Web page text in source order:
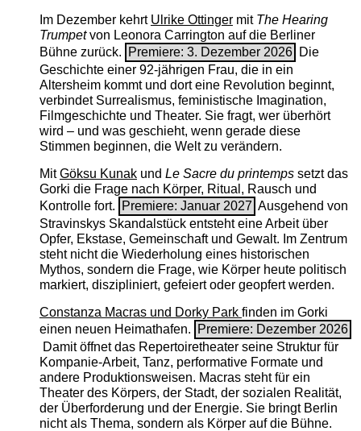
Im Dezember kehrt Ulrike Ottingermit The ­Hearing
Trumpetvon Leonora Carrington auf die Berliner
Bühne zurück.
Premiere: 3. Dezember 2026 Die
Geschichte einer 92-jährigen Frau, die in ein
Altersheim kommt und dort eine Revolution beginnt,
verbindet Surrealismus, feministische Imagination,
Filmgeschichte und Theater. Sie fragt, wer überhört
wird – und was geschieht, wenn gerade diese
Stimmen beginnen, die Welt zu verändern.
MitGöksu Kunakund Le Sacre du printempssetzt das
Gorki die Frage nach Körper, Ritual, Rausch und
Kontrolle fort.
Premiere: Januar 2027 Ausgehend von
Stravinskys Skandalstück entsteht eine Arbeit über
Opfer, Ekstase, Gemeinschaft und Gewalt. Im Zentrum
steht nicht die Wiederholung eines historischen
Mythos, sondern die Frage, wie Körper heute politisch
markiert, diszipliniert, gefeiert oder geopfert werden.
Constanza Macras und Dorky Park finden im Gorki
einen neuen Heimathafen.
Premiere: Dezember 2026
Damit öffnet das Repertoiretheater seine Struktur für
Kompanie-Arbeit, Tanz, performative Formate und
andere Produktionsweisen. Macras steht für ein
Theater des Körpers, der Stadt, der sozialen Realität,
der Überforderung und der Energie. Sie bringt Berlin
nicht als Thema, sondern als Körper auf die Bühne.